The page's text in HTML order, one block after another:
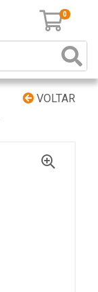
0
VOLTAR